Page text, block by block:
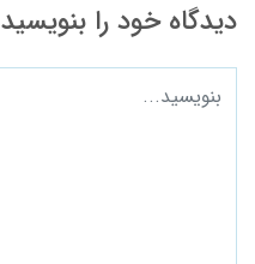
دیدگاه خود را بنویسید